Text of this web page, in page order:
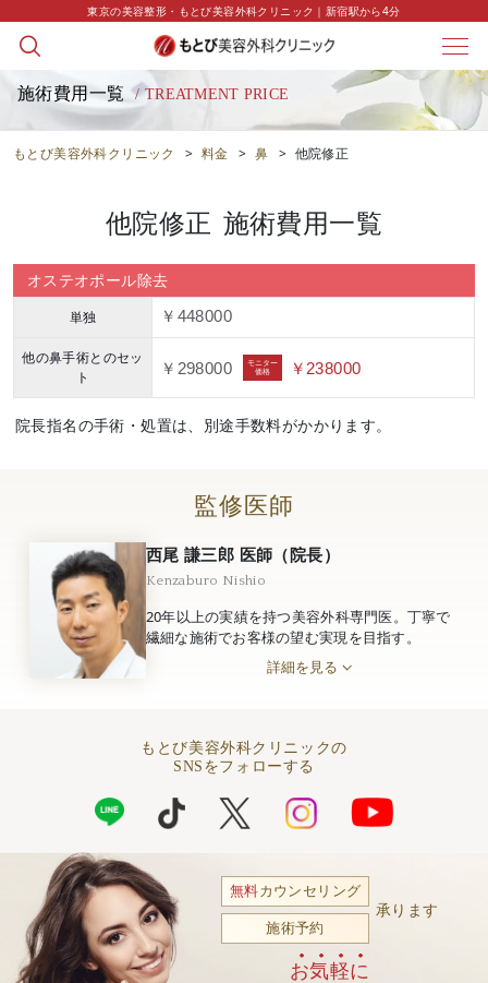
東京の美容整形・もとび美容外科クリニック｜新宿駅から4分
施術費用一覧 / TREATMENT PRICE
もとび美容外科クリニック > 料金 > 鼻 > 他院修正
他院修正 施術費用一覧
オステオポール除去
単独 ￥448000
他の鼻手術とのセッ
ト
￥298000
モニター
価格
￥238000
院長指名の手術・処置は、別途手数料がかかります。
監修医師
西尾 謙三郎 医師（院長）
Kenzaburo Nishio
20年以上の実績を持つ美容外科専門医。丁寧で
繊細な施術でお客様の望む実現を目指す。
詳細を見る
もとび美容外科クリニックの
SNSをフォローする
無料カウンセリング
施術予約
承ります
お気軽に